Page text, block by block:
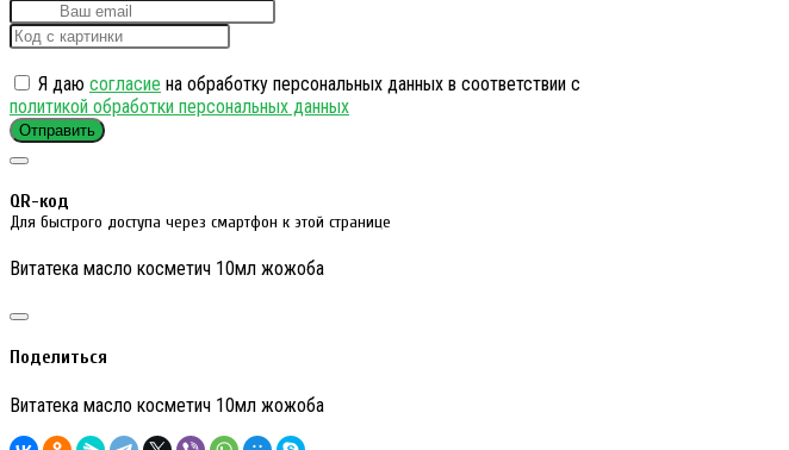
Я даю согласие на обработку персональных данных в соответствии с
политикой обработки персональных данных
Отправить
QR-код
Для быстрого доступа через смартфон к этой странице
Витатека масло косметич 10мл жожоба
Поделиться
Витатека масло косметич 10мл жожоба